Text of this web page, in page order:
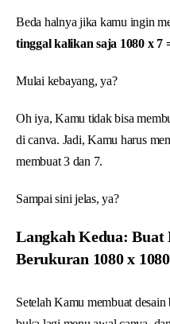
Beda halnya jika kamu ingin
tinggal kalikan saja 1080 x 7
Mulai kebayang, ya?
Oh iya, Kamu tidak bisa
di canva. Jadi, Kamu harus
membuat 3 dan 7.
Sampai sini jelas, ya?
Langkah Kedua: Buat
Berukuran 1080 x 1080
Setelah Kamu membuat